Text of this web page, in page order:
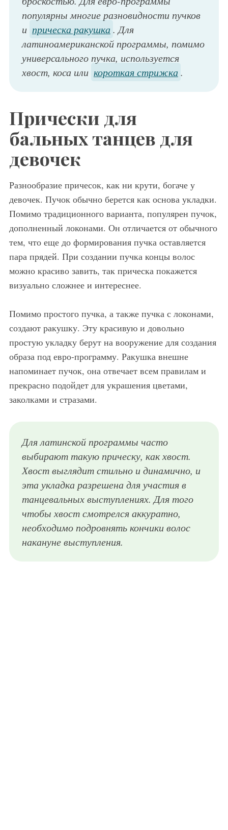
популярны многие разновидности пучков
и прическа ракушка. Для
латиноамериканской программы, помимо
универсального пучка, используется
хвост, коса или короткая стрижка.
Прически для
бальных танцев для
девочек
Разнообразие причесок, как ни крути, богаче у
девочек. Пучок обычно берется как основа укладки.
Помимо традиционного варианта, популярен пучок,
дополненный локонами. Он отличается от обычного
тем, что еще до формирования пучка оставляется
пара прядей. При создании пучка концы волос
можно красиво завить, так прическа покажется
визуально сложнее и интереснее.
Помимо простого пучка, а также пучка с локонами,
создают ракушку. Эту красивую и довольно
простую укладку берут на вооружение для создания
образа под евро-программу. Ракушка внешне
напоминает пучок, она отвечает всем правилам и
прекрасно подойдет для украшения цветами,
заколками и стразами.
Для латинской программы часто
выбирают такую прическу, как хвост.
Хвост выглядит стильно и динамично, и
эта укладка разрешена для участия в
танцевальных выступлениях. Для того
чтобы хвост смотрелся аккуратно,
необходимо подровнять кончики волос
накануне выступления.